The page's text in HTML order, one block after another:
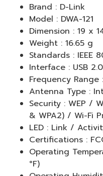
Brand : D-Link
Model : DWA-121
Dimension : 19 x
Weight : 16.65 g
Standards : IEEE
Interface : USB 2.0
Frequency Range
Antenna Type :
Security : WEP /
& WPA2) / Wi-Fi
LED : Link /
Certifications :
Operating
°F)